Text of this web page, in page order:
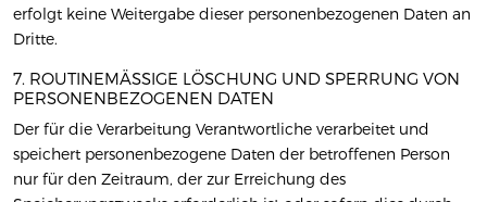
erfolgt keine Weitergabe dieser personenbezogenen Daten an
Dritte.
7. ROUTINEMÄSSIGE LÖSCHUNG UND SPERRUNG VON P
ERSONENBEZOGENEN DATEN
Der für die Verarbeitung Verantwortliche verarbeitet und
speichert personenbezogene Daten der betroffenen Person
nur für den Zeitraum, der zur Erreichung des